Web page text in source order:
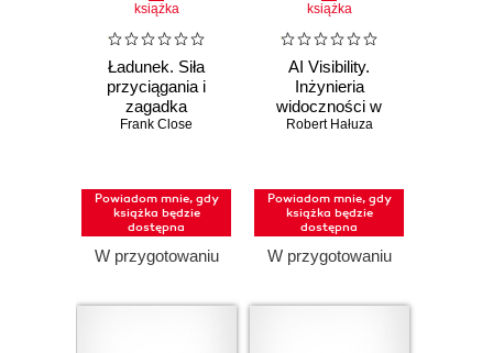
książka
Ładunek. Siła
przyciągania i
zagadka
równowagi
Frank Close
Powiadom mnie, gdy
książka będzie
dostępna
W przygotowaniu
książka
AI Visibility.
Inżynieria
widoczności w
świecie bez
Robert Hałuza
Powiadom mnie, gdy
książka będzie
dostępna
W przygotowaniu